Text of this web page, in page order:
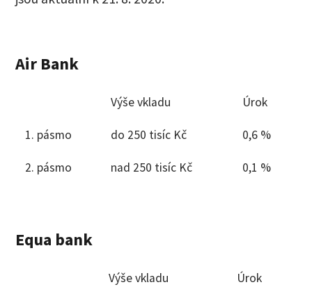
Air Bank
Výše vkladu Úrok
1. pásmo do 250 tisíc Kč 0,6 %
2. pásmo nad 250 tisíc Kč 0,1 %
Equa bank
Výše vkladu Úrok